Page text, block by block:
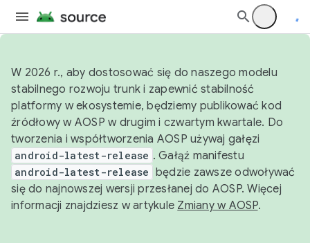
W 2026 r., aby dostosować się do naszego modelu
stabilnego rozwoju trunk i zapewnić stabilność
platformy w ekosystemie, będziemy publikować kod
źródłowy w AOSP w drugim i czwartym kwartale. Do
tworzenia i współtworzenia AOSP używaj gałęzi
android-latest-release . Gałąź manifestu
android-latest-release będzie zawsze odwoływać
się do najnowszej wersji przesłanej do AOSP. Więcej
informacji znajdziesz w artykule Zmiany w AOSP.